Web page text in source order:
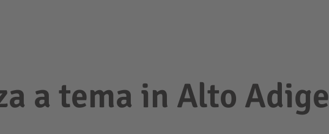
a tema in Alto Adige